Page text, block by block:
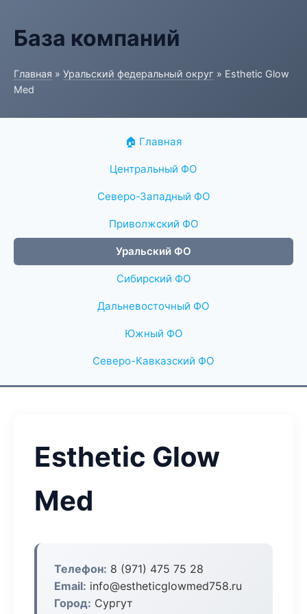
База компаний
Главная » Уральский федеральный округ » Esthetic Glow
Med
🏠 Главная
Центральный ФО
Северо-Западный ФО
Приволжский ФО
Уральский ФО
Сибирский ФО
Дальневосточный ФО
Южный ФО
Северо-Кавказский ФО
Esthetic Glow
Med
Телефон: 8 (971) 475 75 28
Email: info@estheticglowmed758.ru
Город: Сургут